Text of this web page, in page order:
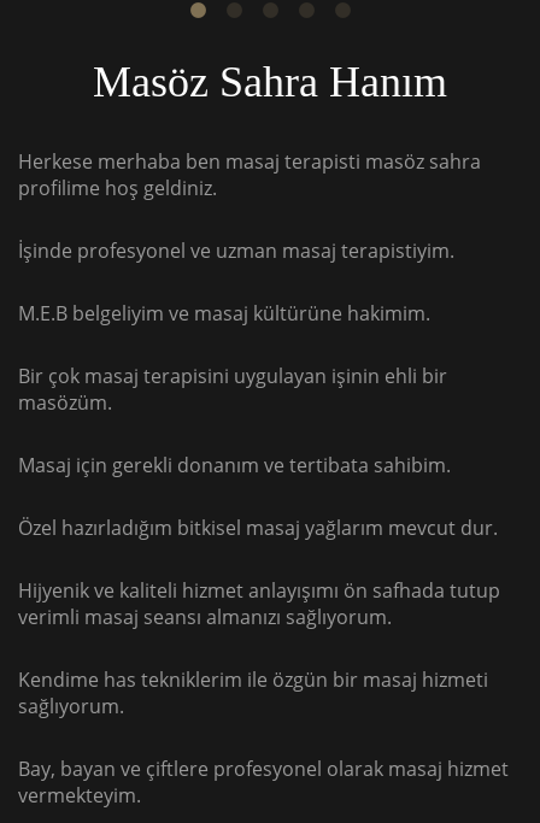
Masöz Sahra Hanım
Herkese merhaba ben masaj terapisti masöz sahra
profilime hoş geldiniz.
İşinde profesyonel ve uzman masaj terapistiyim.
M.E.B belgeliyim ve masaj kültürüne hakimim.
Bir çok masaj terapisini uygulayan işinin ehli bir
masözüm.
Masaj için gerekli donanım ve tertibata sahibim.
Özel hazırladığım bitkisel masaj yağlarım mevcut dur.
Hijyenik ve kaliteli hizmet anlayışımı ön safhada tutup
verimli masaj seansı almanızı sağlıyorum.
Kendime has tekniklerim ile özgün bir masaj hizmeti
sağlıyorum.
Bay, bayan ve çiftlere profesyonel olarak masaj hizmet
vermekteyim.